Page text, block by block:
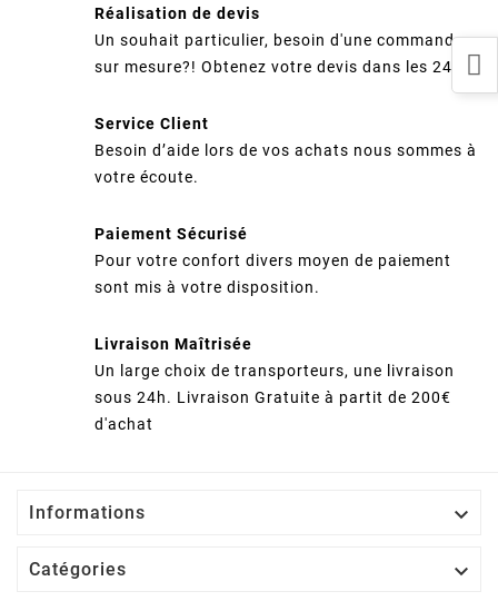
Réalisation de devis
Un souhait particulier, besoin d'une commande
sur mesure?! Obtenez votre devis dans les 24h
Service Client
Besoin d’aide lors de vos achats nous sommes à
votre écoute.
Paiement Sécurisé
Pour votre confort divers moyen de paiement
sont mis à votre disposition.
Livraison Maîtrisée
Un large choix de transporteurs, une livraison
sous 24h. Livraison Gratuite à partit de 200€
d'achat
Informations 
Catégories 